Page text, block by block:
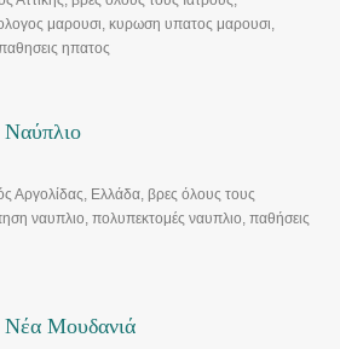
μαρουσι, κυρωση υπατος μαρουσι,
ηπατος
Ναύπλιο
Αργολίδας, Ελλάδα, βρες όλους τους
ναυπλιο, πολυπεκτομές ναυπλιο, παθήσεις
Νέα Μουδανιά